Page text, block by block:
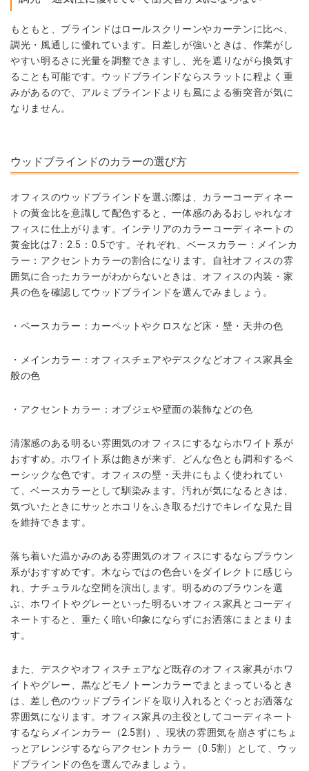
もともと、ブラインドはロールスクリーンやカーテンに比べ、
調光・風通しに優れています。日差しが強いときは、作業がし
やすい明るさに光量を調整できますし、光を遮りながら換気す
ることも可能です。ウッドブラインドならスラットに程よく重
みがあるので、アルミブラインドよりも風による衝突音が気に
なりません。
ウッドブラインドのカラーの選び方
オフィスのウッドブラインドを選ぶ際は、カラーコーディネー
トの黄金比を意識して配色すると、一体感のあるおしゃれなオ
フィスに仕上がります。インテリアのカラーコーディネートの
黄金比は7：2.5：0.5です。それぞれ、ベースカラー：メインカ
ラー：アクセントカラーの割合になります。自社オフィスの雰
囲気に合ったカラーがわからないときは、オフィスの内装・家
具の色を確認してウッドブラインドを選んでみましょう。
・ベースカラー：カーペットやクロスなど床・壁・天井の色
・メインカラー：オフィスチェアやデスクなどオフィス家具全
般の色
・アクセントカラー：オブジェや壁面の装飾などの色
清潔感のある明るい雰囲気のオフィスにするならホワイト系が
おすすめ。ホワイト系は飽きが来ず、どんな色とも調和するベ
ーシックな色です。オフィスの壁・天井にもよく使われてい
て、ベースカラーとして馴染みます。汚れが気になるときは、
気づいたときにサッとホコリをふき取るだけでキレイな見た目
を維持できます。
落ち着いた温かみのある雰囲気のオフィスにするならブラウン
系がおすすめです。木ならではの色合いをダイレクトに感じら
れ、ナチュラルな空間を演出します。明るめのブラウンを選
ぶ、ホワイトやグレーといった明るいオフィス家具とコーディ
ネートすると、重たく暗い印象にならずにお洒落にまとまりま
す。
また、デスクやオフィスチェアなど既存のオフィス家具がホワ
イトやグレー、黒などモノトーンカラーでまとまっているとき
は、差し色のウッドブラインドを取り入れるとぐっとお洒落な
雰囲気になります。オフィス家具の主役としてコーディネート
するならメインカラー（2.5割）、現状の雰囲気を崩さずにちょ
っとアレンジするならアクセントカラー（0.5割）として、ウッ
ドブラインドの色を選んでみましょう。